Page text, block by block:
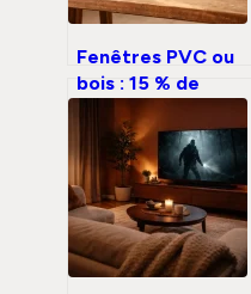
Fenêtres PVC ou
bois : 15 % de
déperdition
thermique en jeu,
quel matériau
choisir ?